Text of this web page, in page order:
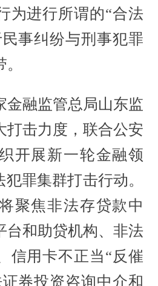
为进行所谓的“合法
事纠纷与刑事犯罪
融监管总局山东监
打击力度，联合公安
开展新一轮金融领
罪集群打击行动。
聚焦非法存贷款中
台和助贷机构、非法
信用卡不正当“反催
券投资咨询中介和